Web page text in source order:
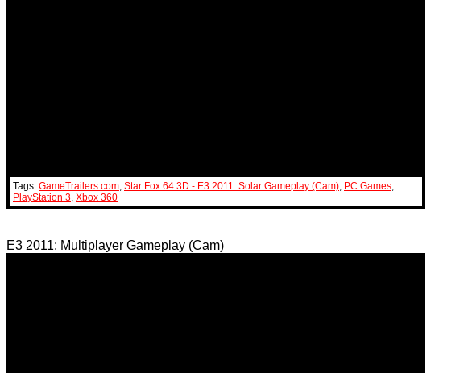
Tags: GameTrailers.com, Star Fox 64 3D - E3 2011: Solar Gameplay (Cam), PC Games,
PlayStation 3, Xbox 360
E3 2011: Multiplayer Gameplay (Cam)